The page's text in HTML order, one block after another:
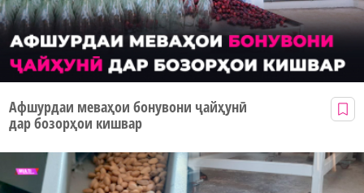
Афшурдаи меваҳои бонувони ҷайҳунӣ
дар бозорҳои кишвар